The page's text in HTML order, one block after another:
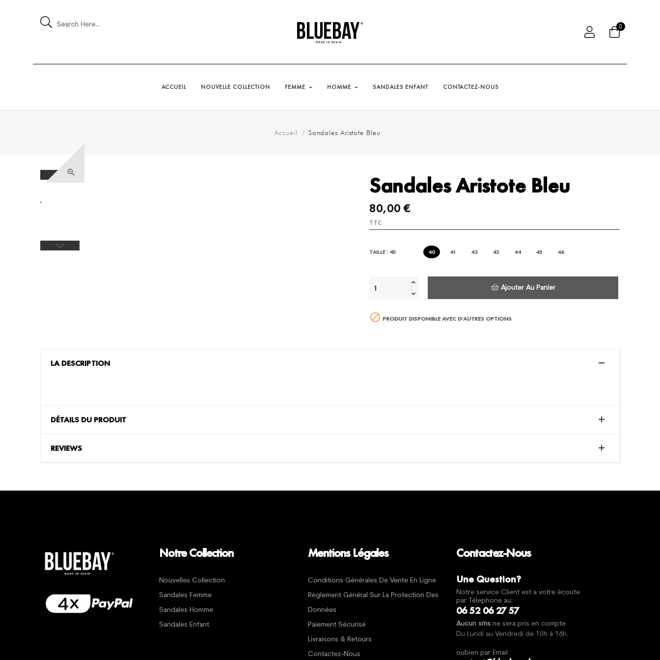
Search Here... 0
ACCUEIL NOUVELLE COLLECTION FEMME HOMME SANDALES ENFANT CONTACTEZ-NOUS
Accueil Sandales Aristote Bleu
 Sandales Aristote Bleu
80,00 €
TTC
TAILLE : 40 40 41 42 43 44 45 46
Ajouter Au Panier
 PRODUIT DISPONIBLE AVEC D'AUTRES OPTIONS
LA DESCRIPTION
DÉTAILS DU PRODUIT
REVIEWS
Notre Collection
Nouvelles Collection
Sandales Femme
Sandales Homme
Sandales Enfant
Mentions Légales
Conditions Générales De Vente En Ligne
Règlement Général Sur La Protection Des
Données
Paiement Sécurisé
Livraisons & Retours
Contactez-Nous
Contactez-Nous
Une Question?
Notre service Client est a votre écoute
par Télephone au:
06 52 06 27 57
Aucun sms ne sera pris en compte
Du Lundi au Vendredi de 10h à 16h.
oubien par Email :